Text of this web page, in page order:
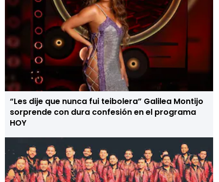
“Les dije que nunca fui teibolera” Galilea Montijo
sorprende con dura confesión en el programa
HOY